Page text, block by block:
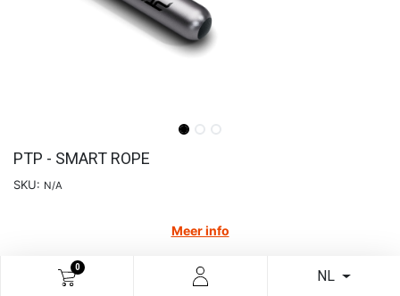
0
NL
PTP - SMART ROPE
SKU: N/A
Meer info
€